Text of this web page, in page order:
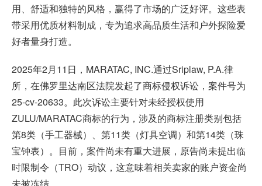
用、舒适和独特的风格，赢得了市场的广泛好评。这些表
带采用优质材料制成，专为追求高品质生活和户外探险爱
好者量身打造。
2025年2月11日，MARATAC, INC.通过Sriplaw, P.A.律
所，在佛罗里达南区法院发起了商标侵权诉讼，案件号为
25-cv-20633。此次诉讼主要针对未经授权使用
ZULU/MARATAC商标的行为，涉及的商标注册类别包括
第8类（手工器械）、第11类（灯具空调）和第14类（珠
宝钟表）。目前，案件尚未有重大进展，原告尚未提出临
时限制令（TRO）动议，这意味着相关卖家的账户资金尚